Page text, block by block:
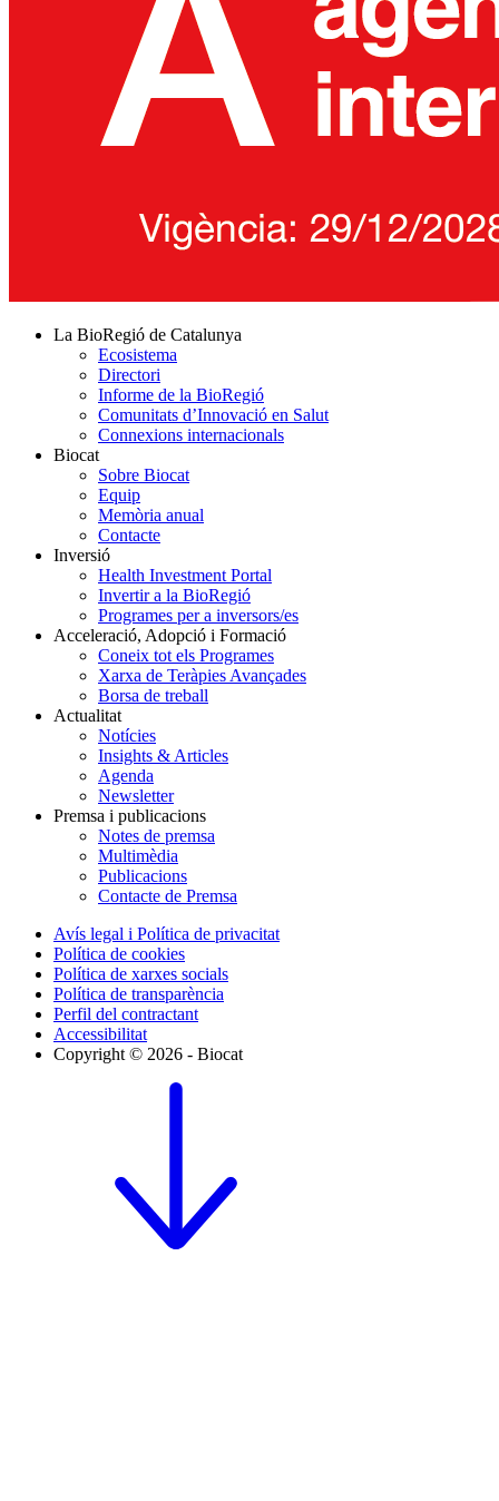
La BioRegió de Catalunya
Ecosistema
Directori
Informe de la BioRegió
Comunitats d’Innovació en Salut
Connexions internacionals
Biocat
Sobre Biocat
Equip
Memòria anual
Contacte
Inversió
Health Investment Portal
Invertir a la BioRegió
Programes per a inversors/es
Acceleració, Adopció i Formació
Coneix tot els Programes
Xarxa de Teràpies Avançades
Borsa de treball
Actualitat
Notícies
Insights & Articles
Agenda
Newsletter
Premsa i publicacions
Notes de premsa
Multimèdia
Publicacions
Contacte de Premsa
Avís legal i Política de privacitat
Política de cookies
Política de xarxes socials
Política de transparència
Perfil del contractant
Accessibilitat
Copyright © 2026 - Biocat